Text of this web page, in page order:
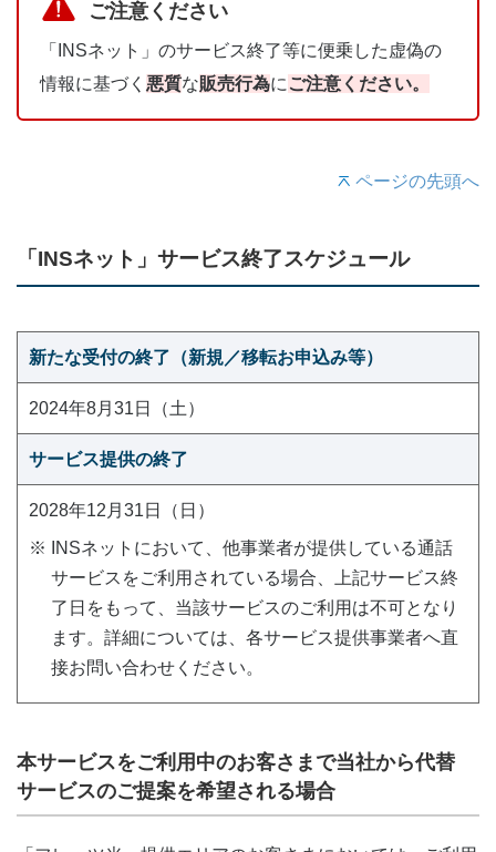
ご注意ください
「INSネット」のサービス終了等に便乗した虚偽の
情報に基づく 悪質な販売行為に ご注意ください。
ページの先頭へ
「INSネット」サービス終了スケジュール
新たな受付の終了（新規／移転お申込み等）
2024年8月31日（土）
サービス提供の終了
2028年12月31日（日）
※
INSネットにおいて、他事業者が提供している通話
サービスをご利用されている場合、上記サービス終
了日をもって、当該サービスのご利用は不可となり
ます。詳細については、各サービス提供事業者へ直
接お問い合わせください。
本サービスをご利用中のお客さまで当社から代替
サービスのご提案を希望される場合